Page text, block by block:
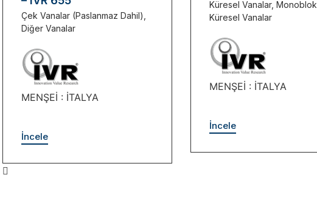
Çek Vanalar (Paslanmaz Dahil)
Diğer Vanalar
MENŞEİ : İTALYA
İncele
Küresel Vanalar, Monoblok
Küresel Vanalar
MENŞEİ : İTALYA
İncele